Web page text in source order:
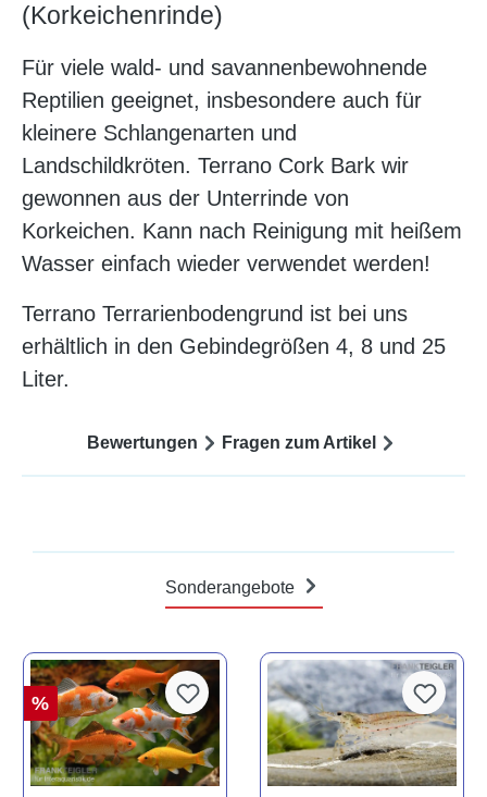
(Korkeichenrinde)
Für viele wald- und savannenbewohnende
Reptilien geeignet, insbesondere auch für
kleinere Schlangenarten und
Landschildkröten. Terrano Cork Bark wir
gewonnen aus der Unterrinde von
Korkeichen. Kann nach Reinigung mit heißem
Wasser einfach wieder verwendet werden!
Terrano Terrarienbodengrund ist bei uns
erhältlich in den Gebindegrößen 4, 8 und 25
Liter.
Bewertungen Fragen zum Artikel
Sonderangebote
%